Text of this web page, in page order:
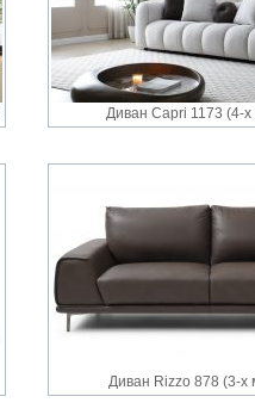
Диван Capri 1173 (4-
Диван Rizzo 878 (3-х